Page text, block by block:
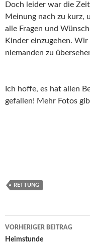
Doch leider war die
Meinung nach zu kurz,
alle Fragen und
Kinder einzugehen.
niemanden zu
Ich hoffe, es hat allen
gefallen! Mehr Fotos
RETTUNG
VORHERIGER BEITRAG
Heimstunde